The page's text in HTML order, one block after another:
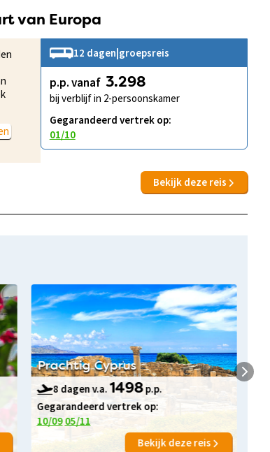
van Europa
12 dagen|groepsreis
p.p. vanaf 3.298
bij verblijf in 2-persoonskamer
Gegarandeerd vertrek op:
01/10
Bekijk deze reis
Prachtig Cyprus
8 dagen v.a.1498p.p.
Gegarandeerd vertrek op:
10/0905/11
Bekijk deze reis